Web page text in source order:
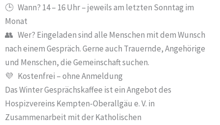
🕒 Wann? 14 – 16 Uhr – jeweils am letzten Sonntag im
Monat
👥 Wer? Eingeladen sind alle Menschen mit dem Wunsch
nach einem Gespräch. Gerne auch Trauernde, Angehörige
und Menschen, die Gemeinschaft suchen.
💜 Kostenfrei – ohne Anmeldung
Das Winter Gesprächskaffee ist ein Angebot des
Hospizvereins Kempten-Oberallgäu e. V. in
Zusammenarbeit mit der Katholischen